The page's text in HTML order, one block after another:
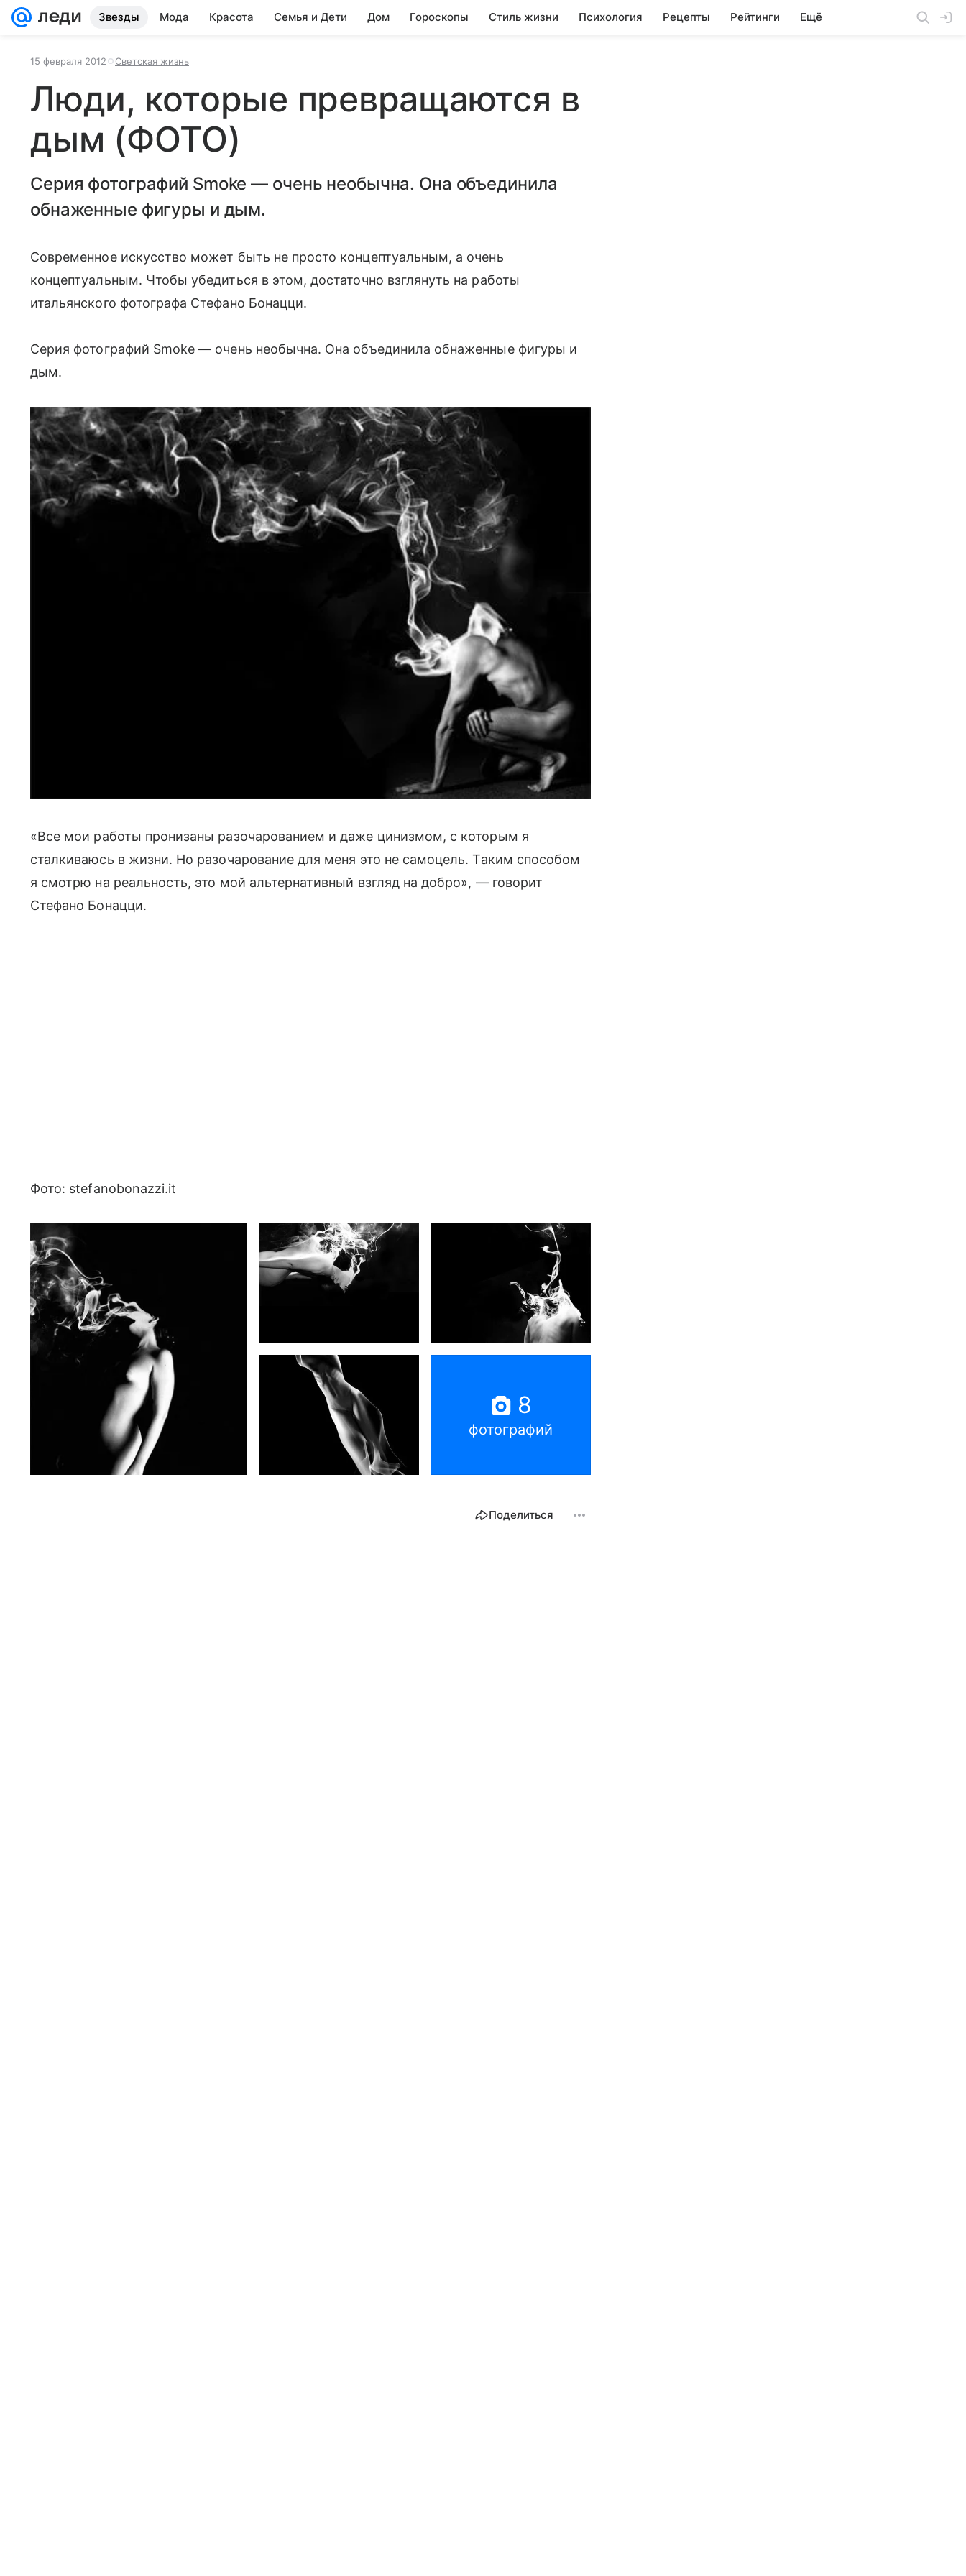
Звезды Мода Красота Семья и Дети Дом Гороскопы Стиль жизни Психология Рецепты Рейтинги Ещё
15 февраля 2012 Светская жизнь
Люди, которые превращаются в
дым (ФОТО)
Серия фотографий Smoke — очень необычна. Она объединила
обнаженные фигуры и дым.
Современное искусство может быть не просто концептуальным, а очень
концептуальным. Чтобы убедиться в этом, достаточно взглянуть на работы
итальянского фотографа Стефано Бонацци.
Серия фотографий Smoke — очень необычна. Она объединила обнаженные фигуры и
дым.
«Все мои работы пронизаны разочарованием и даже цинизмом, с которым я
сталкиваюсь в жизни. Но разочарование для меня это не самоцель. Таким способом
я смотрю на реальность, это мой альтернативный взгляд на добро», — говорит
Стефано Бонацци.
Фото: stefanobonazzi.it
8
фотографий
Поделиться